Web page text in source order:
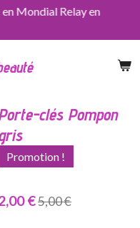
Mondial Relay en
clés Pompon
Promotion !
€5,00 €